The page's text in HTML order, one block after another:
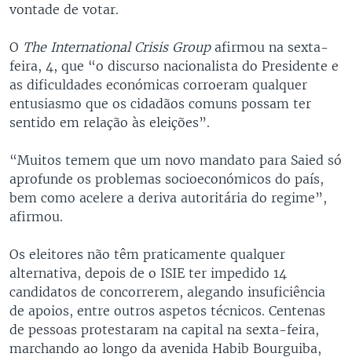
vontade de votar.
O The International Crisis Groupafirmou na sexta-
feira, 4, que “o discurso nacionalista do Presidente e
as dificuldades económicas corroeram qualquer
entusiasmo que os cidadãos comuns possam ter
sentido em relação às eleições”.
“Muitos temem que um novo mandato para Saied só
aprofunde os problemas socioeconómicos do país,
bem como acelere a deriva autoritária do regime”,
afirmou.
Os eleitores não têm praticamente qualquer
alternativa, depois de o ISIE ter impedido 14
candidatos de concorrerem, alegando insuficiência
de apoios, entre outros aspetos técnicos. Centenas
de pessoas protestaram na capital na sexta-feira,
marchando ao longo da avenida Habib Bourguiba,